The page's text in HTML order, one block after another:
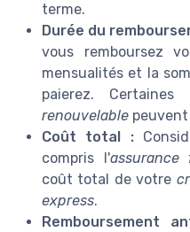
terme.
Durée du
vous remboursez
mensualités et la
paierez.
renouvelable
Coût total :
compris l'assurance
coût total de votre
express.
Remboursement